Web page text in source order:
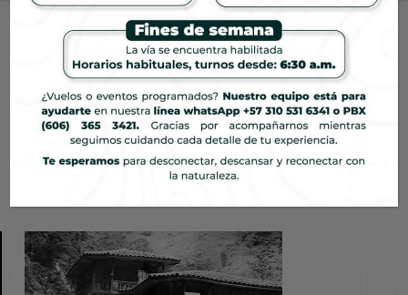
Creemos en la vida en equilibrio, la paz mental y la
conexión con la naturaleza. Desde hace más de 80
años promovemos el bienestar íntegro, siendo un